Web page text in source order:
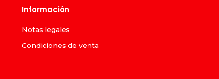
Información
Notas legales
Condiciones de venta